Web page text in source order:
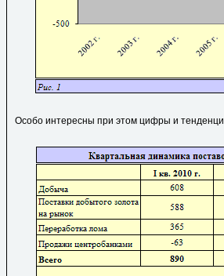
Особо интересны при этом цифры и